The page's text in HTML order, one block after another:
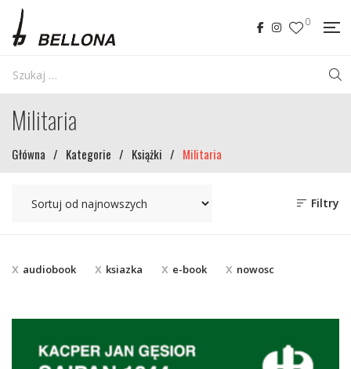
0
Militaria
Główna / Kategorie / Książki / Militaria
Filtry
audiobook ksiazka e-book nowosc